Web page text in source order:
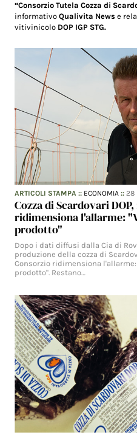
“Consorzio Tutela Cozza di
informativoQualivita News e
vitivinicolo DOP IGP STG.
ARTICOLI STAMPA :: ECONOMIA ::28
Cozza di Scardovari
ridimensiona l'allarme:
prodotto"
Dopo i dati diffusi dalla Cia di
produzione della cozza di
Consorzio ridimensiona
prodotto". Restano…